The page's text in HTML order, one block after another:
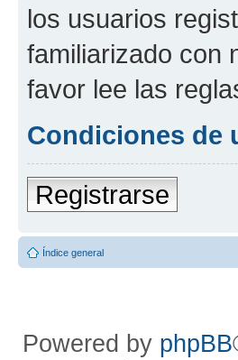
los usuarios
familiarizado con
favor lee las
Condiciones de
Registrarse
Índice general
Powered by phpBB